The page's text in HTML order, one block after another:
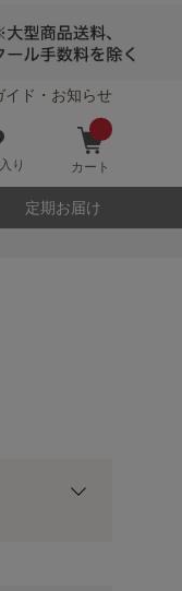
イド・お知らせ
り カート
定期お届け